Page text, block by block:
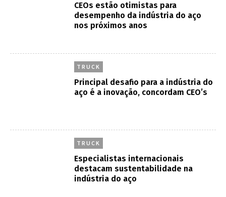
CEOs estão otimistas para
desempenho da indústria do aço
nos próximos anos
TRUCK
Principal desafio para a indústria do
aço é a inovação, concordam CEO’s
TRUCK
Especialistas internacionais
destacam sustentabilidade na
indústria do aço